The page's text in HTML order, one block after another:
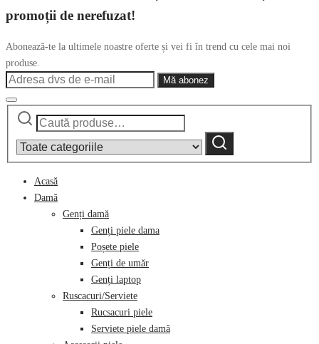
promoții de nerefuzat!
Abonează-te la ultimele noastre oferte și vei fi în trend cu cele mai noi
produse.
Caută
category:
Caută
Acasă
Damă
Genți damă
Genți piele dama
Poșete piele
Genți de umăr
Genți laptop
Ruscacuri/Serviete
Rucsacuri piele
Serviete piele damă